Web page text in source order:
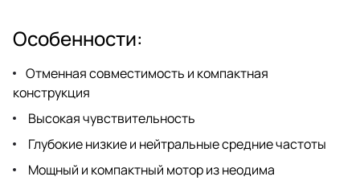
Особенности:
Отменная совместимость и компактная
конструкция
Высокая чувствительность
Глубокие низкие и нейтральные средние частоты
Мощный и компактный мотор из неодима